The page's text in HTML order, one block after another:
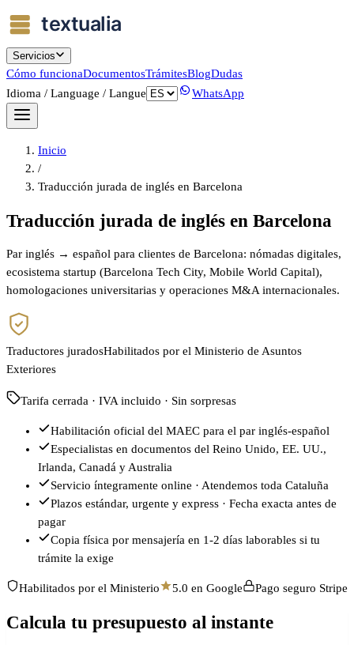
Servicios
Cómo funcionaDocumentosTrámitesBlogDudas
Idioma / Language / Langue
WhatsApp
Inicio
/
Traducción jurada de inglés en Barcelona
Traducción jurada de inglés en Barcelona
Par inglés → español para clientes de Barcelona: nómadas digitales,
ecosistema startup (Barcelona Tech City, Mobile World Capital),
homologaciones universitarias y operaciones M&A internacionales.
Traductores juradosHabilitados por el Ministerio de Asuntos
Exteriores
Tarifa cerrada · IVA incluido · Sin sorpresas
Habilitación oficial del MAEC para el par inglés-español
Especialistas en documentos del Reino Unido, EE. UU.,
Irlanda, Canadá y Australia
Servicio íntegramente online · Atendemos toda Cataluña
Plazos estándar, urgente y express · Fecha exacta antes de
pagar
Copia física por mensajería en 1-2 días laborables si tu
trámite la exige
Habilitados por el Ministerio 5.0 en Google Pago seguro Stripe
Calcula tu presupuesto al instante